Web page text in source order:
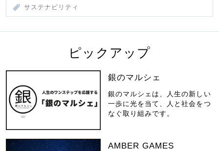
サステナビリティ
ピックアップ
銀のマルシェ
銀のマルシェは、人生の新しい
一歩に光を当て、人と社会をつ
なぐ取り組みです。
AMBER GAMES